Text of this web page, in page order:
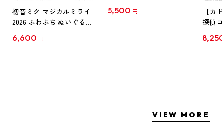
初音ミク マジカルミライ
2026 ふわぷち ぬいぐるみ
6,600 円
5,500 円
【カ
探偵
クリ
VIEW MORE